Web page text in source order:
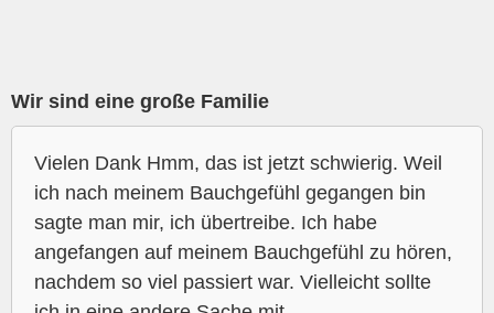
Wir sind eine große Familie
Vielen Dank Hmm, das ist jetzt schwierig. Weil
ich nach meinem Bauchgefühl gegangen bin
sagte man mir, ich übertreibe. Ich habe
angefangen auf meinem Bauchgefühl zu hören,
nachdem so viel passiert war. Vielleicht sollte